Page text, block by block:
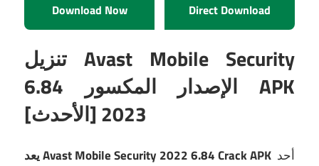
Download Now Direct Download
تنزيل Avast Mobile Security
6.84 الإصدار المكسور APK
[الأحدث] 2023
يعد Avast Mobile Security 2022 6.84 Crack APK